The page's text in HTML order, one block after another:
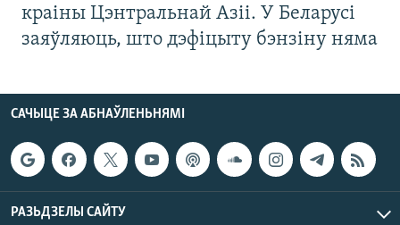
краіны Цэнтральнай Азіі. У Беларусі
заяўляюць, што дэфіцыту бэнзіну няма
САЧЫЦЕ ЗА АБНАЎЛЕНЬНЯМІ
РАЗЬДЗЕЛЫ САЙТУ